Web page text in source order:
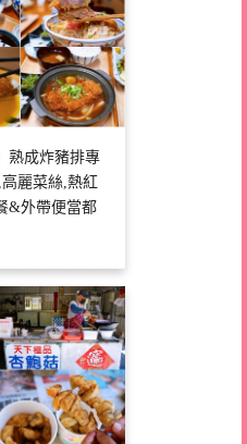
熟成炸豬排專
麗菜絲,熱紅
&外帶便當都